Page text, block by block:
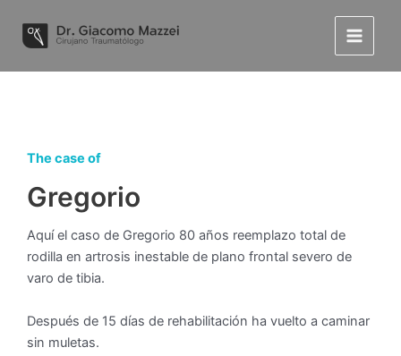
content
Main
The case of
Gregorio
Aquí el caso de Gregorio 80 años reemplazo total de
rodilla en artrosis inestable de plano frontal severo de
varo de tibia.
Después de 15 días de rehabilitación ha vuelto a caminar
sin muletas.